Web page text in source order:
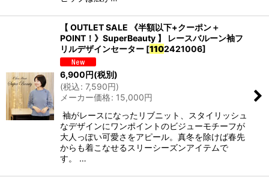
【 OUTLET SALE 《半額以下+クーポン＋
POINT！》SuperBeauty 】 レースバルーン袖フ
リルデザインセーター [1102421006]
6,900 円(税別)
(税込: 7,590円)
メーカー価格: 15,000円
袖がレースになったリブニット、スタイリッシュ
なデザインにワンポイントのビジューモチーフが
大人っぽい可愛さをアピール。真冬を除けば春先
からも着こなせるスリーシーズンアイテムで
す。 …